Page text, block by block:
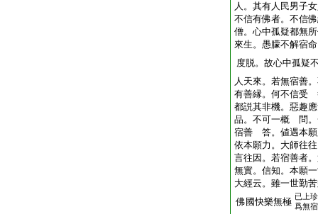
人。其有人民男子
不信有佛者。不信
僧。心中孤疑都無
來生。愚朦不解宿
度脱。故心中孤疑
人天來。若無宿善
有善縁。何不信受
都説其非機。惡趣
品。不可一概 問。
宿善 答。値遇本願
依本願力。大師往
言往因。若宿善者
無實。信知。本願
大經云。雖一世勤
佛國快樂無極 已上
爲無